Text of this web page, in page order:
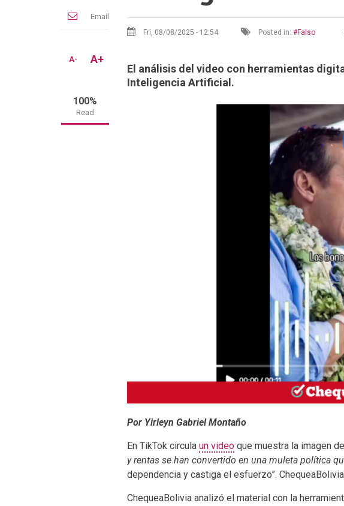
Email
A- A+
100%
Read
Fri, 08/08/2025 - 12:54 Posted in: Falso
El análisis del video con herramientas
Inteligencia Artificial.
Por Yirleyn Gabriel Montaño
En TikTok circula un video que muestra la imagen
y rentas se han convertido en una muleta política
dependencia y castiga el esfuerzo”.
ChequeaBolivia analizó el material con la